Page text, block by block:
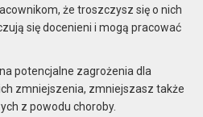
że troszczysz się o nich
się docenieni i mogą pracować
potencjalne zagrożenia dla
zmniejszenia, zmniejszasz także
z powodu choroby.